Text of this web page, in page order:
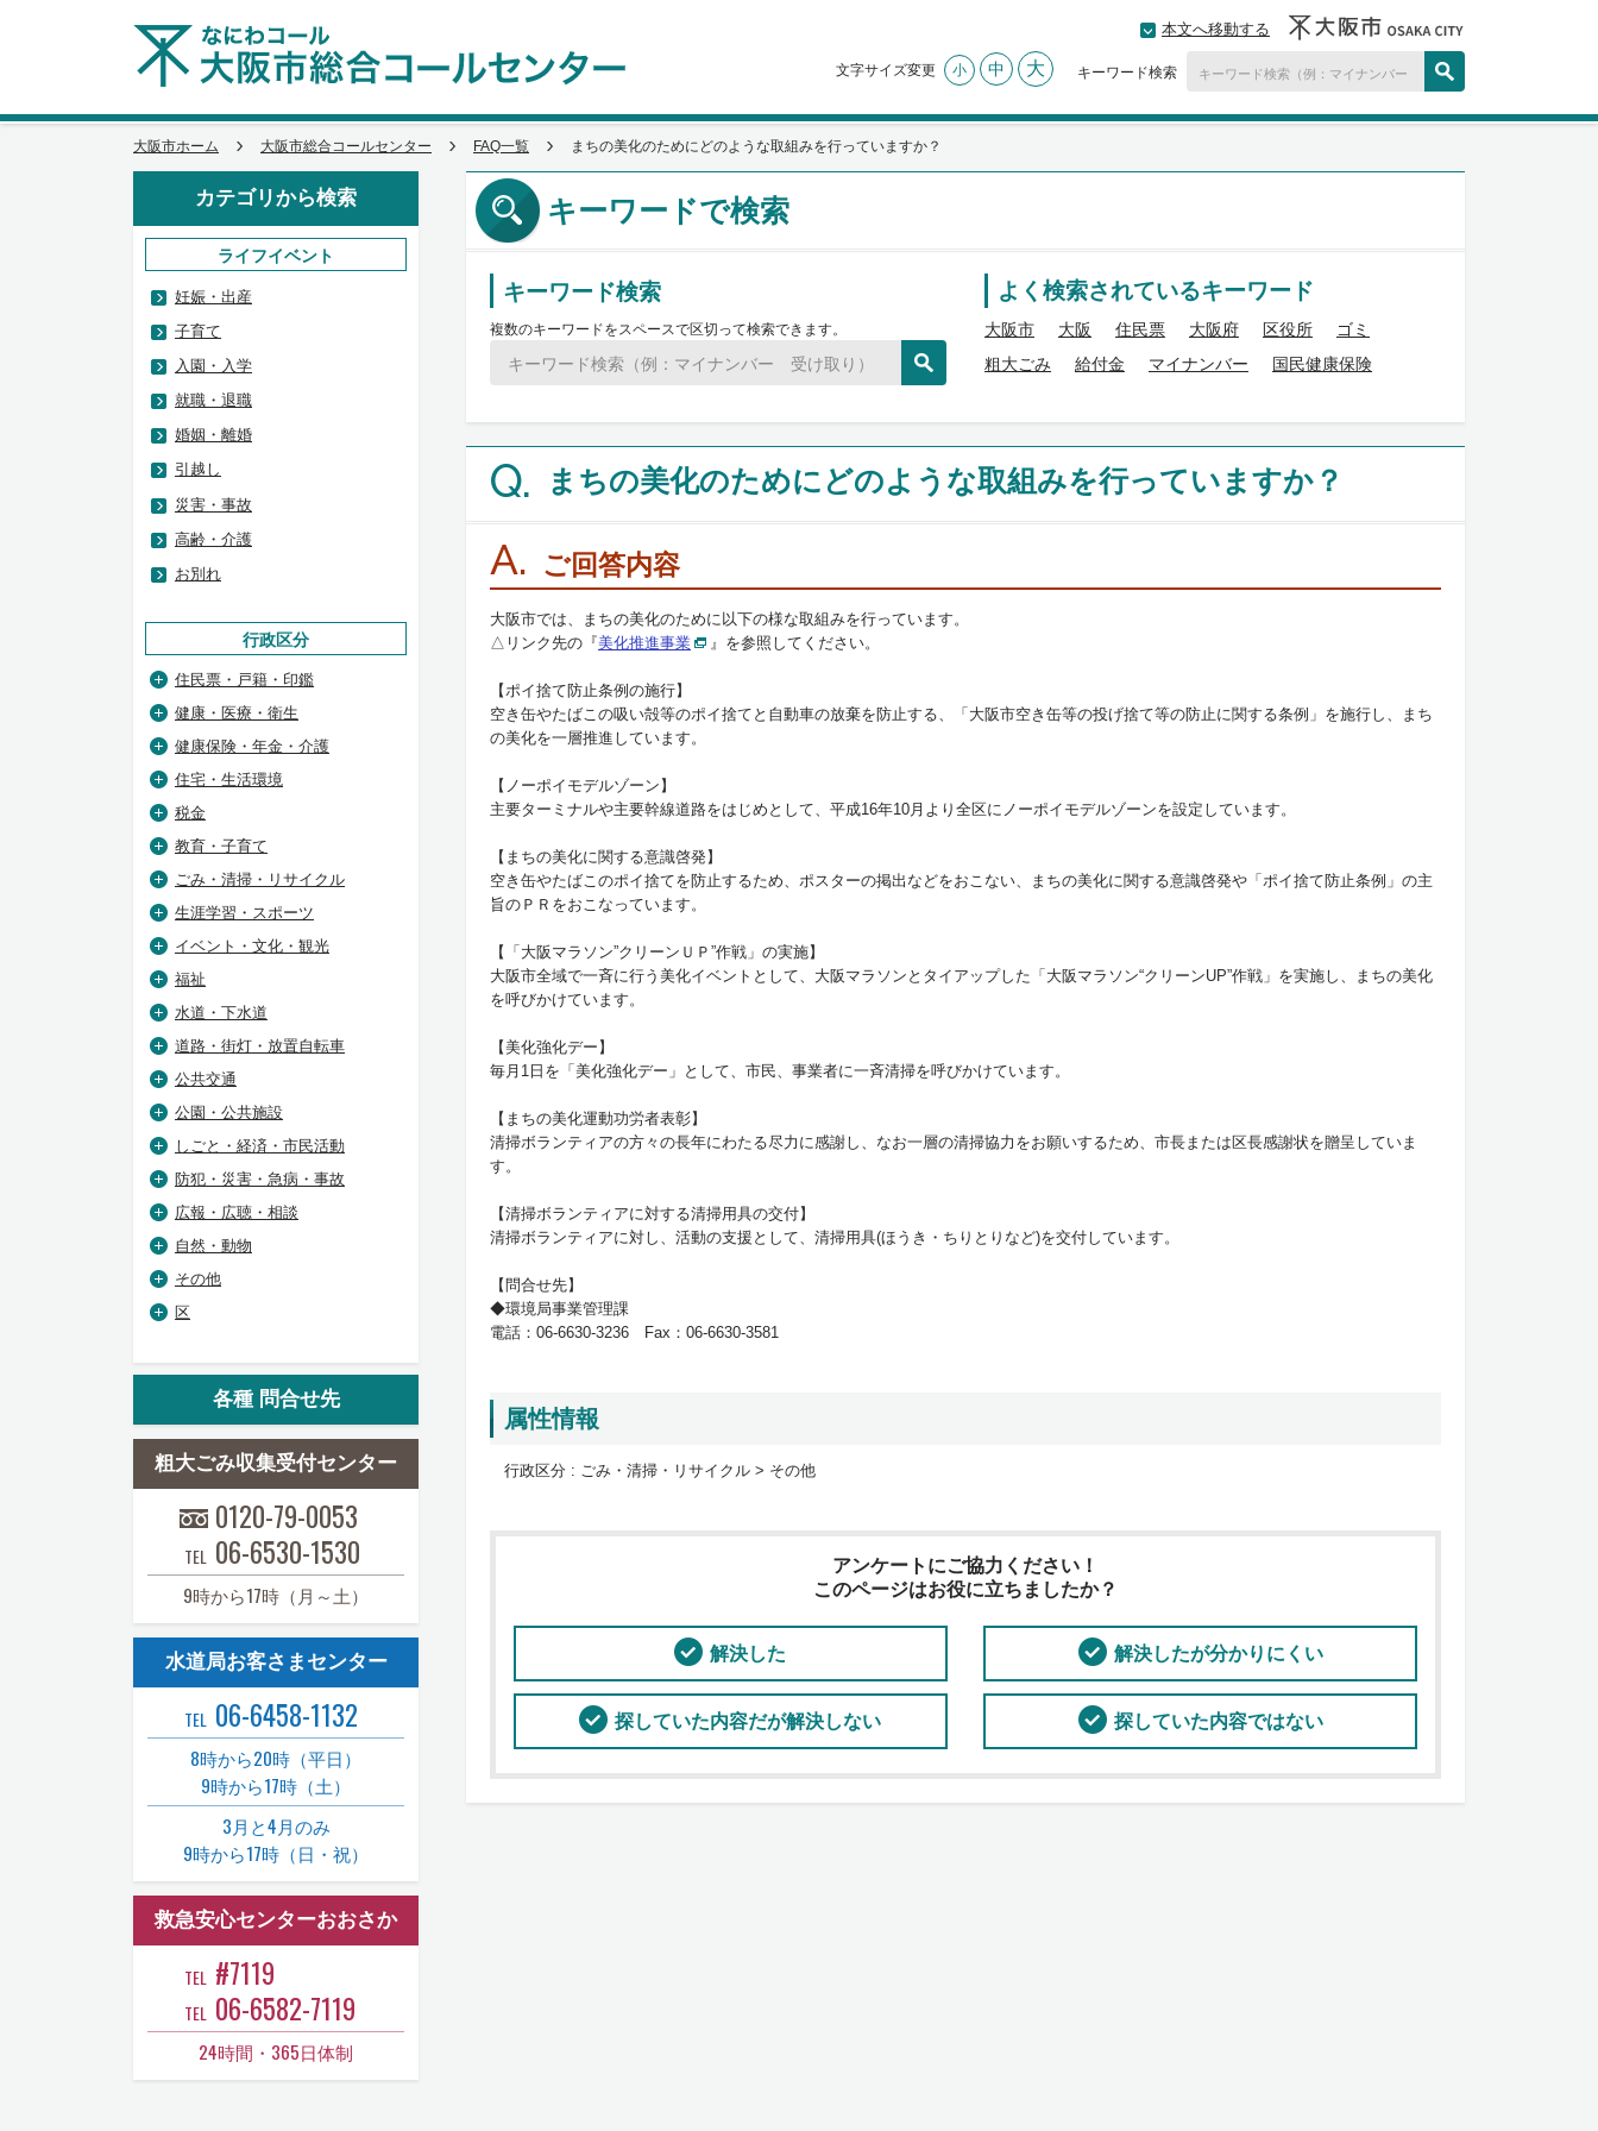
本文へ移動する
文字サイズ変更 小 中 大 キーワード検索
大阪市ホーム 大阪市総合コールセンター FAQ一覧 まちの美化のためにどのような取組みを行っていますか？
キーワードで検索
キーワード検索
複数のキーワードをスペースで区切って検索できます。
よく検索されているキーワード
大阪市 大阪 住民票 大阪府 区役所
ゴミ
粗大ごみ
給付金 マイナンバー 国民健康保険
Q. まちの美化のためにどのような取組みを行っていますか？
A. ご回答内容
大阪市では、まちの美化のために以下の様な取組みを行っています。
△リンク先の『美化推進事業 』を参照してください。
【ポイ捨て防止条例の施行】
空き缶やたばこの吸い殻等のポイ捨てと自動車の放棄を防止する、「大阪市空き缶等の投げ捨て等の防止に関する条例」を施行し、まち
の美化を一層推進しています。
【ノーポイモデルゾーン】
主要ターミナルや主要幹線道路をはじめとして、平成16年10月より全区にノーポイモデルゾーンを設定しています。
【まちの美化に関する意識啓発】
空き缶やたばこのポイ捨てを防止するため、ポスターの掲出などをおこない、まちの美化に関する意識啓発や「ポイ捨て防止条例」の主
旨のＰＲをおこなっています。
【「大阪マラソン”クリーンＵＰ”作戦」の実施】
大阪市全域で一斉に行う美化イベントとして、大阪マラソンとタイアップした「大阪マラソン“クリーンUP”作戦」を実施し、まちの美化
を呼びかけています。
【美化強化デー】
毎月1日を「美化強化デー」として、市民、事業者に一斉清掃を呼びかけています。
【まちの美化運動功労者表彰】
清掃ボランティアの方々の長年にわたる尽力に感謝し、なお一層の清掃協力をお願いするため、市長または区長感謝状を贈呈していま
す。
【清掃ボランティアに対する清掃用具の交付】
清掃ボランティアに対し、活動の支援として、清掃用具(ほうき・ちりとりなど)を交付しています。
【問合せ先】
◆環境局事業管理課
電話：06-6630-3236 Fax：06-6630-3581
属性情報
行政区分 : ごみ・清掃・リサイクル > その他
アンケートにご協力ください！
このページはお役に立ちましたか？
解決した 解決したが分かりにくい
探していた内容だが解決しない 探していた内容ではない
カテゴリから検索
ライフイベント
妊娠・出産
子育て
入園・入学
就職・退職
婚姻・離婚
引越し
災害・事故
高齢・介護
お別れ
行政区分
住民票・戸籍・印鑑
健康・医療・衛生
健康保険・年金・介護
住宅・生活環境
税金
教育・子育て
ごみ・清掃・リサイクル
生涯学習・スポーツ
イベント・文化・観光
福祉
水道・下水道
道路・街灯・放置自転車
公共交通
公園・公共施設
しごと・経済・市民活動
防犯・災害・急病・事故
広報・広聴・相談
自然・動物
その他
区
各種 問合せ先
粗大ごみ収集受付センター
0120-79-0053
TEL 06-6530-1530
9時から17時（月～土）
水道局お客さまセンター
TEL 06-6458-1132
8時から20時（平日）
9時から17時（土）
3月と4月のみ
9時から17時（日・祝）
救急安心センターおおさか
TEL #7119
TEL 06-6582-7119
24時間・365日体制